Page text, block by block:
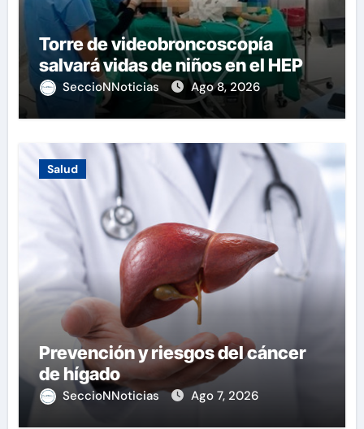
Torre de videobroncoscopía
salvará vidas de niños en el HEP
SeccioNNoticias Ago 8, 2026
Salud
Prevención y riesgos del cáncer
de hígado
SeccioNNoticias Ago 7, 2026